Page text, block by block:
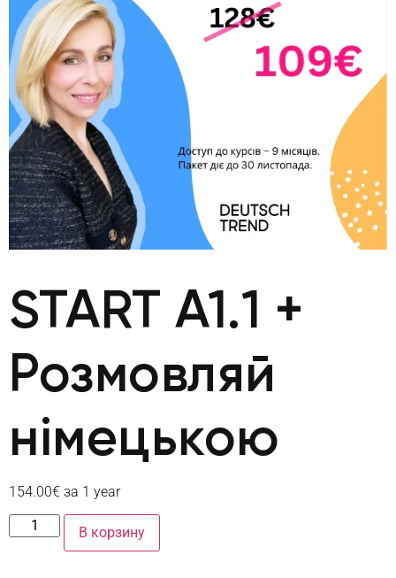
START А1.1 +
Розмовляй
нiмецькою
154.00€ за 1 year
В корзину